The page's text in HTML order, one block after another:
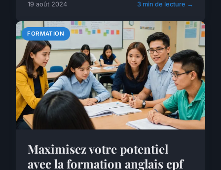
19 août 2024 3 min de lecture →
FORMATION
Maximisez votre potentiel
avec la formation anglais cpf